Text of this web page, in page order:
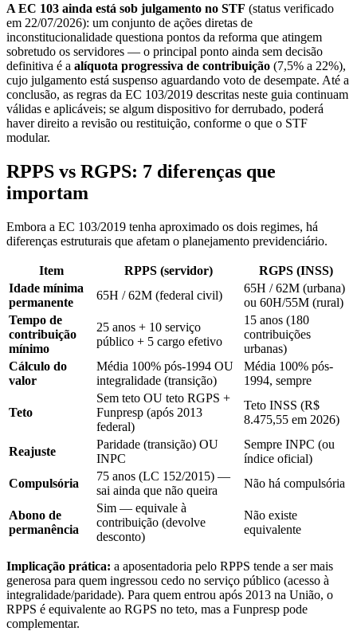
A EC 103 ainda está sob julgamento no STF (status verificado
em 22/07/2026): um conjunto de ações diretas de
inconstitucionalidade questiona pontos da reforma que atingem
sobretudo os servidores — o principal ponto ainda sem decisão
definitiva é a alíquota progressiva de contribuição (7,5% a 22%),
cujo julgamento está suspenso aguardando voto de desempate. Até a
conclusão, as regras da EC 103/2019 descritas neste guia continuam
válidas e aplicáveis; se algum dispositivo for derrubado, poderá
haver direito a revisão ou restituição, conforme o que o STF
modular.
RPPS vs RGPS: 7 diferenças que
importam
Embora a EC 103/2019 tenha aproximado os dois regimes, há
diferenças estruturais que afetam o planejamento previdenciário.
Item RPPS (servidor)
RGPS (INSS)
Idade mínima
permanente
65H / 62M (federal civil)
65H / 62M (urbana)
ou 60H/55M (rural)
Tempo de
contribuição
mínimo
25 anos + 10 serviço
público + 5 cargo efetivo
15 anos (180
contribuições
urbanas)
Cálculo do
valor
Média 100% pós-1994 OU
integralidade (transição)
Média 100% pós-
1994, sempre
Teto
Sem teto OU teto RGPS +
Funpresp (após 2013
federal)
Teto INSS (R$
8.475,55 em 2026)
Reajuste
Paridade (transição) OU
INPC
Sempre INPC (ou
índice oficial)
Compulsória
75 anos (LC 152/2015) —
sai ainda que não queira
Não há compulsória
Abono de
permanência
Sim — equivale à
contribuição (devolve
desconto)
Não existe
equivalente
Implicação prática: a aposentadoria pelo RPPS tende a ser mais
generosa para quem ingressou cedo no serviço público (acesso à
integralidade/paridade). Para quem entrou após 2013 na União, o
RPPS é equivalente ao RGPS no teto, mas a Funpresp pode
complementar.